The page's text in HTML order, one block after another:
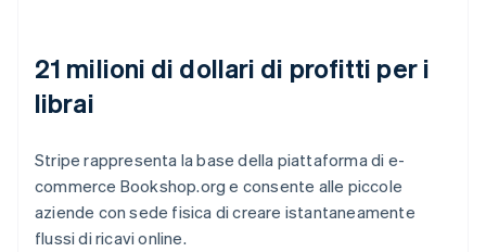
21 milioni di dollari di profitti per i
librai
Stripe rappresenta la base della piattaforma di e-
commerce Bookshop.org e consente alle piccole
aziende con sede fisica di creare istantaneamente
flussi di ricavi online.